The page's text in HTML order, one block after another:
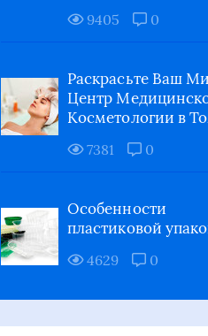
9405 0
Раскрасьте Ваш
Центр
Косметологии в
7381 0
Особенности
пластиковой
4629 0